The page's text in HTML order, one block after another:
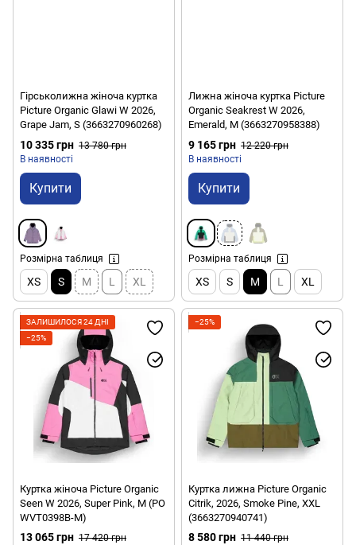
Гірськолижна жіноча куртка
Picture Organic Glawi W 2026,
Grape Jam, S (3663270960268)
10 335 грн 13 780 грн
В наявності
Купити
Розмірна таблиця
XS S M L XL
Лижна жіноча куртка Picture
Organic Seakrest W 2026,
Emerald, M (3663270958388)
9 165 грн 12 220 грн
В наявності
Купити
Розмірна таблиця
XS S M L XL
ЗАЛИШИЛОСЯ 24 ДНІ
−25%
Куртка жіноча Picture Organic
Seen W 2026, Super Pink, M (PO
WVT0398B-M)
13 065 грн 17 420 грн
−25%
Куртка лижна Picture Organic
Citrik, 2026, Smoke Pine, XXL
(3663270940741)
8 580 грн 11 440 грн